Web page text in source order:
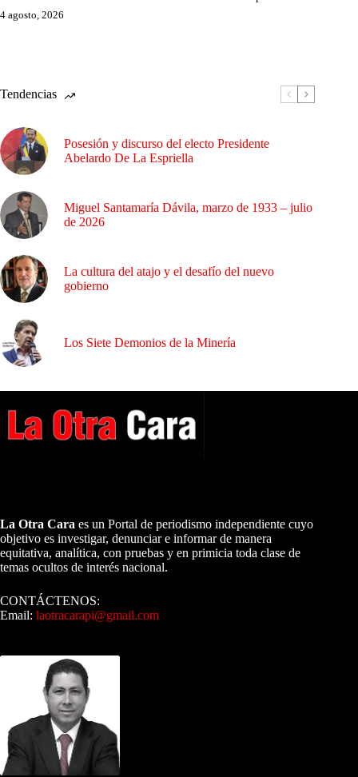
4 agosto, 2026
Tendencias
Posesión y discurso del electo Presidente
Abelardo De La Espriella
Miguel Santamaría Dávila, marzo de 1933 – julio
de 2026
La cultura del atajo y el desafío del nuevo
gobierno
Los Siete Demonios de la Minería
La Otra Cara es un Portal de periodismo independiente cuyo
objetivo es investigar, denunciar e informar de manera
equitativa, analítica, con pruebas y en primicia toda clase de
temas ocultos de interés nacional.
CONTÁCTENOS:
Email: laotracarapi@gmail.com